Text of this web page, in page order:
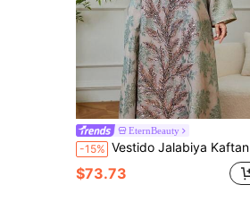
EternBeauty
-15% Vestido Jalabiya Kaftan Maxi de Manga Larga con Cuello en V, Elegante con Apliques de Cuentas Pesadas, Talla Grande, Rosa, Otoño, para Mujer
$73.73